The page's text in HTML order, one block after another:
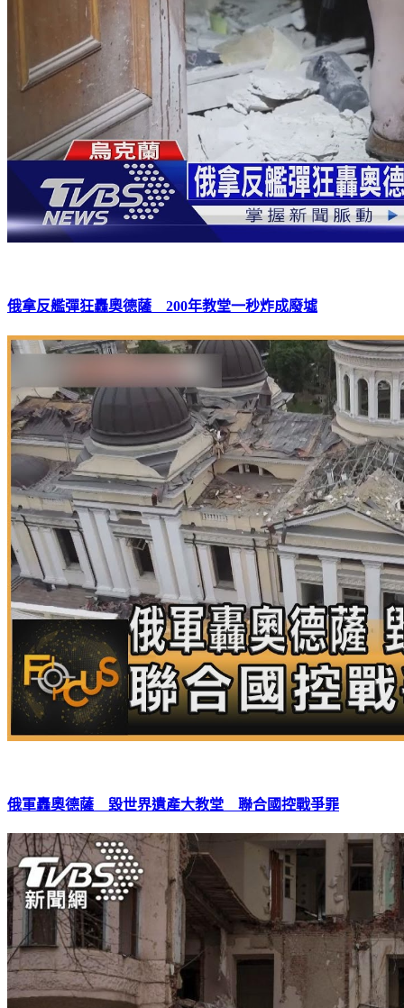
俄拿反艦彈狂轟奧德薩 200年教堂一秒炸成廢墟
俄軍轟奧德薩 毀世界遺產大教堂 聯合國控戰爭罪